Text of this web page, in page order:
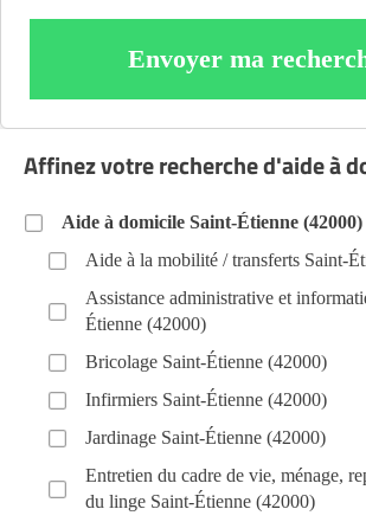
Envoyer ma
Affinez votre recherche d'aide à
Aide à domicile Saint-Étienne (42000)
Aide à la mobilité / transferts Saint-
Assistance administrative et
Étienne (42000)
Bricolage Saint-Étienne (42000)
Infirmiers Saint-Étienne (42000)
Jardinage Saint-Étienne (42000)
Entretien du cadre de vie, ménage,
du linge Saint-Étienne (42000)